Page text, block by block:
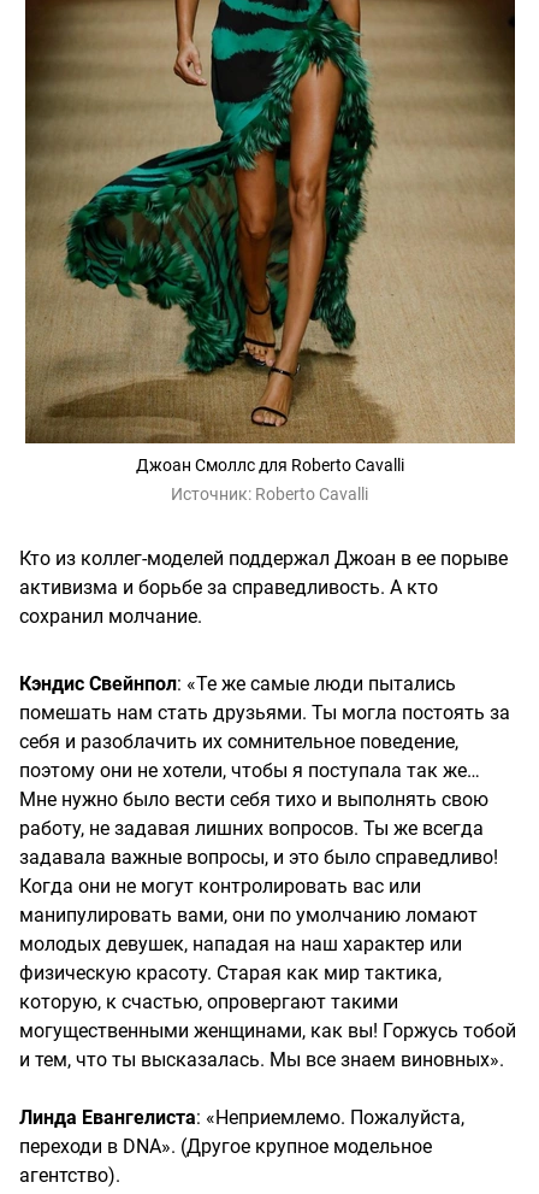
Джоан Смоллс для Roberto Cavalli
Источник: Roberto Cavalli
Кто из коллег-моделей поддержал Джоан в ее порыве
активизма и борьбе за справедливость. А кто
сохранил молчание.
Кэндис Свейнпол: «Те же самые люди пытались
помешать нам стать друзьями. Ты могла постоять за
себя и разоблачить их сомнительное поведение,
поэтому они не хотели, чтобы я поступала так же…
Мне нужно было вести себя тихо и выполнять свою
работу, не задавая лишних вопросов. Ты же всегда
задавала важные вопросы, и это было справедливо!
Когда они не могут контролировать вас или
манипулировать вами, они по умолчанию ломают
молодых девушек, нападая на наш характер или
физическую красоту. Старая как мир тактика,
которую, к счастью, опровергают такими
могущественными женщинами, как вы! Горжусь тобой
и тем, что ты высказалась. Мы все знаем виновных».
Линда Евангелиста: «Неприемлемо. Пожалуйста,
переходи в DNA». (Другое крупное модельное
агентство).